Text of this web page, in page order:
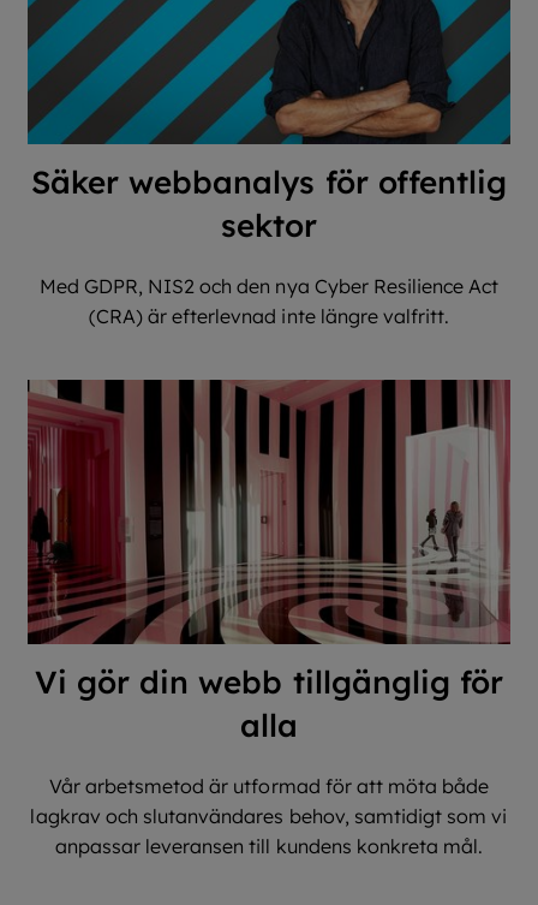
Säker webbanalys för offentlig
sektor
Med GDPR, NIS2 och den nya Cyber ​​Resilience Act
(CRA) är efterlevnad inte längre valfritt.
Vi gör din webb tillgänglig för
alla
Vår arbetsmetod är utformad för att möta både
lagkrav och slutanvändares behov, samtidigt som vi
anpassar leveransen till kundens konkreta mål.